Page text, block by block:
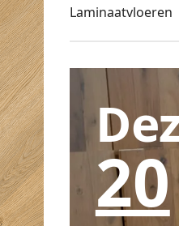
Laminaatvloeren
20